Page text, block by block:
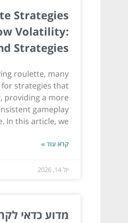
Strategies
Volatility:
Strategies
roulette, many
strategies that
providing a more
gameplay
In this article, we...
קרא עוד »
יול 14, 2026
מדוע כדאי